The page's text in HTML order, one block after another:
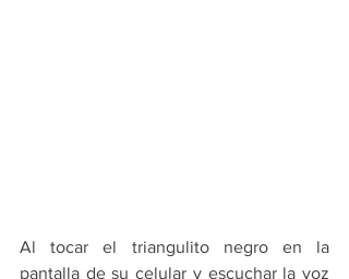
Al tocar el triangulito negro en la
pantalla de su celular y escuchar la voz